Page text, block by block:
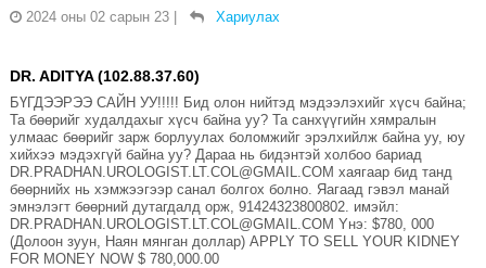
2024 оны 02 сарын 23 | Хариулах
DR. ADITYA (102.88.37.60)
БҮГДЭЭРЭЭ САЙН УУ!!!!! Бид олон нийтэд мэдээлэхийг хүсч байна;
Та бөөрийг худалдахыг хүсч байна уу? Та санхүүгийн хямралын
улмаас бөөрийг зарж борлуулах боломжийг эрэлхийлж байна уу, юу
хийхээ мэдэхгүй байна уу? Дараа нь бидэнтэй холбоо бариад
DR.PRADHAN.UROLOGIST.LT.COL@GMAIL.COM хаягаар бид танд
бөөрнийх нь хэмжээгээр санал болгох болно. Яагаад гэвэл манай
эмнэлэгт бөөрний дутагдалд орж, 91424323800802. имэйл:
DR.PRADHAN.UROLOGIST.LT.COL@GMAIL.COM Yнэ: $780, 000
(Долоон зуун, Наян мянган доллар) APPLY TO SELL YOUR KIDNEY
FOR MONEY NOW $ 780,000.00